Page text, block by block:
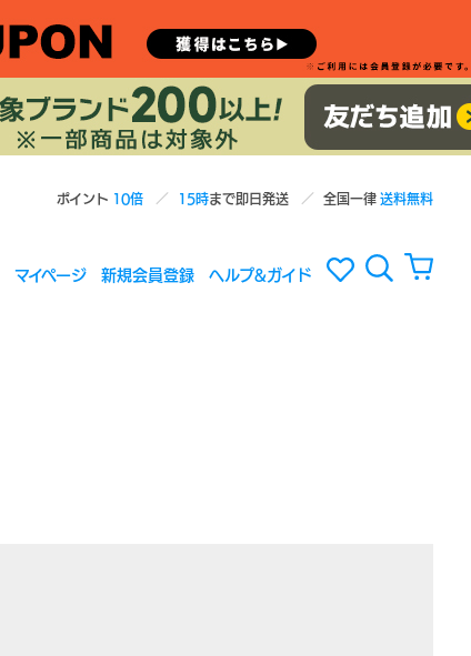
ポイント 10倍 15時まで即日発送 全国一律送料無料
マイページ 新規会員登録 ヘルプ&ガイド